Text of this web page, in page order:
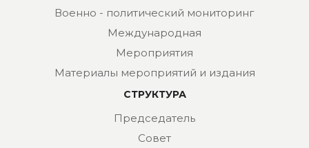
Военно - политический мониторинг
Международная
Мероприятия
Материалы мероприятий и издания
СТРУКТУРА
Председатель
Совет